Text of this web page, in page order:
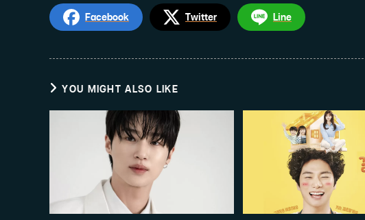
Facebook Twitter Line
YOU MIGHT ALSO LIKE